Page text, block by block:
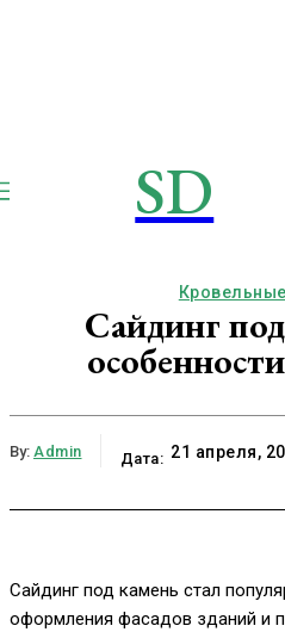
SD
Сайдинг
By: Admin Дата: 21 апреля,
Сайдинг под камень стал
оформления фасадов зданий и